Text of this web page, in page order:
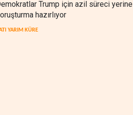
Trump için azil süreci yerine
hazırlıyor
YARIM KÜRE